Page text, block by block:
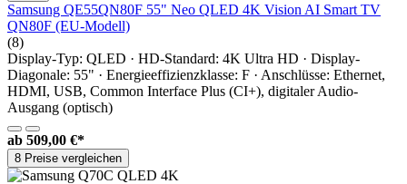
Samsung QE55QN80F 55" Neo QLED 4K Vision AI Smart TV
QN80F (EU-Modell)
(8)
Display-Typ: QLED · HD-Standard: 4K Ultra HD · Display-
Diagonale: 55" · Energieeffizienzklasse: F · Anschlüsse: Ethernet,
HDMI, USB, Common Interface Plus (CI+), digitaler Audio-
Ausgang (optisch)
ab 509,00 €*
8 Preise vergleichen